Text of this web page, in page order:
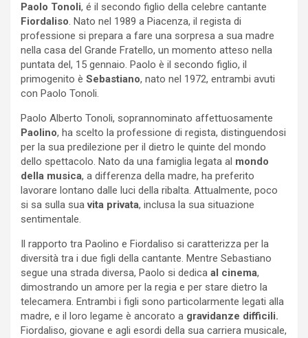
Paolo Tonoli, é il secondo figlio della celebre cantante
Fiordaliso. Nato nel 1989 a Piacenza, il regista di
professione si prepara a fare una sorpresa a sua madre
nella casa del Grande Fratello, un momento atteso nella
puntata del, 15 gennaio. Paolo è il secondo figlio, il
primogenito è Sebastiano, nato nel 1972, entrambi avuti
con Paolo Tonoli.
Paolo Alberto Tonoli, soprannominato affettuosamente
Paolino, ha scelto la professione di regista, distinguendosi
per la sua predilezione per il dietro le quinte del mondo
dello spettacolo. Nato da una famiglia legata al mondo
della musica, a differenza della madre, ha preferito
lavorare lontano dalle luci della ribalta. Attualmente, poco
si sa sulla suavita privata, inclusa la sua situazione
sentimentale.
Il rapporto tra Paolino e Fiordaliso si caratterizza per la
diversità tra i due figli della cantante. Mentre Sebastiano
segue una strada diversa, Paolo si dedica al cinema,
dimostrando un amore per la regia e per stare dietro la
telecamera. Entrambi i figli sono particolarmente legati alla
madre, e il loro legame è ancorato a gravidanze difficili.
Fiordaliso, giovane e agli esordi della sua carriera musicale,